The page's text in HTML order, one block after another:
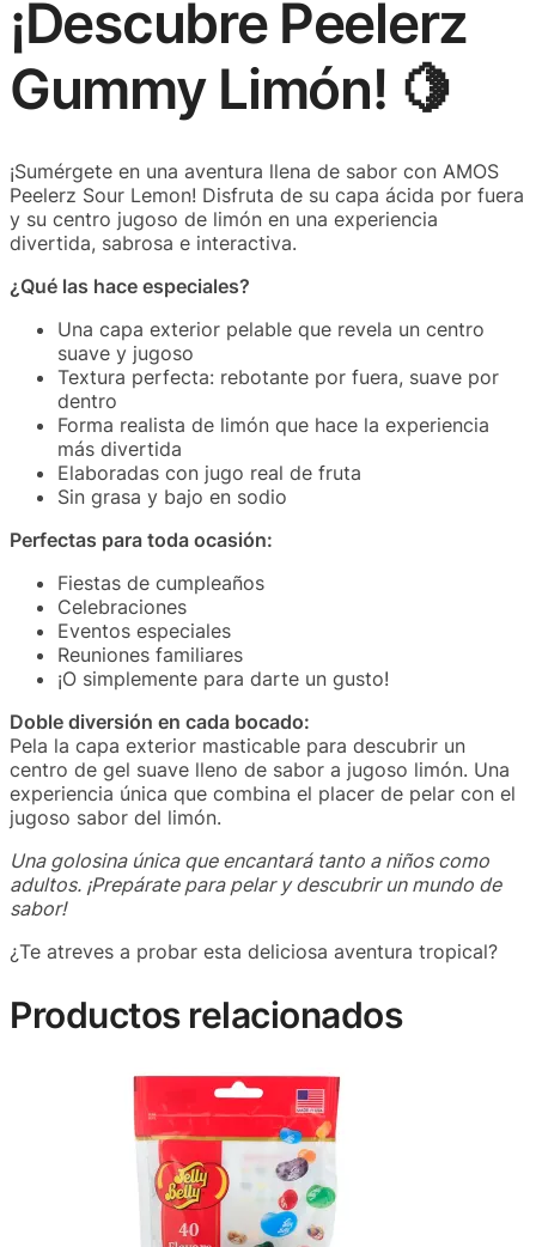
¡Descubre Peelerz
Gummy Limón! 🍋
¡Sumérgete en una aventura llena de sabor con AMOS
Peelerz Sour Lemon! Disfruta de su capa ácida por fuera
y su centro jugoso de limón en una experiencia
divertida, sabrosa e interactiva.
¿Qué las hace especiales?
Una capa exterior pelable que revela un centro
suave y jugoso
Textura perfecta: rebotante por fuera, suave por
dentro
Forma realista de limón que hace la experiencia
más divertida
Elaboradas con jugo real de fruta
Sin grasa y bajo en sodio
Perfectas para toda ocasión:
Fiestas de cumpleaños
Celebraciones
Eventos especiales
Reuniones familiares
¡O simplemente para darte un gusto!
Doble diversión en cada bocado:
Pela la capa exterior masticable para descubrir un
centro de gel suave lleno de sabor a jugoso limón. Una
experiencia única que combina el placer de pelar con el
jugoso sabor del limón.
Una golosina única que encantará tanto a niños como
adultos. ¡Prepárate para pelar y descubrir un mundo de
sabor!
¿Te atreves a probar esta deliciosa aventura tropical?
Productos relacionados